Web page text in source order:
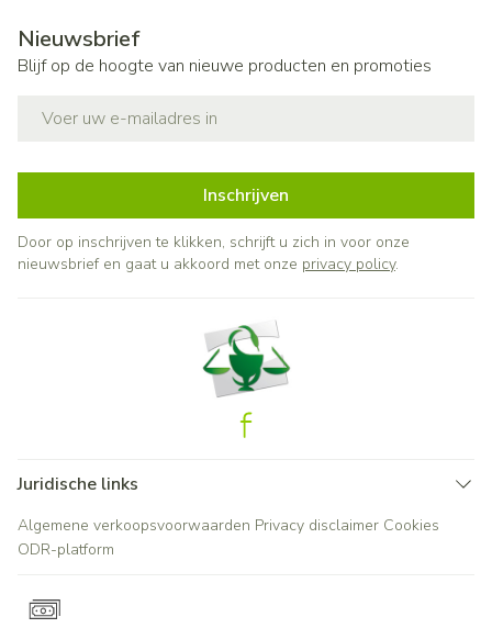
Nieuwsbrief
Blijf op de hoogte van nieuwe producten en promoties
Inschrijven
Door op inschrijven te klikken, schrijft u zich in voor onze
nieuwsbrief en gaat u akkoord met onze privacy policy.
Juridische links
Algemene verkoopsvoorwaarden Privacy disclaimer Cookies
ODR-platform